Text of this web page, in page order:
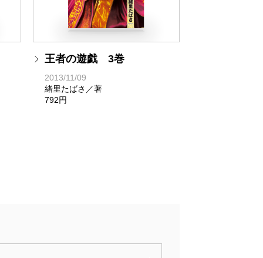
王者の遊戯 3巻
2013/11/09
緒里たばさ／著
792円